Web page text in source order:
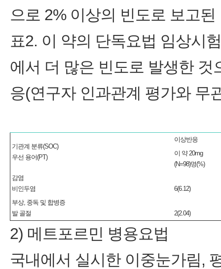
으로 2% 이상의 빈도로 보고
표2. 이 약의 단독요법 임상시
에서 더 많은 빈도로 발생한
응(연구자 인과관계 평가와 무
기관계 분류(SOC)
우선 용어(PT)
이상반응
이 약 20mg
(N=98)명(%)
감염
비인두염
6(6.12)
부상, 중독 및 합병증
발 골절
2(2.04)
2) 메트포르민 병용요법
국내에서 실시한 이중눈가림,